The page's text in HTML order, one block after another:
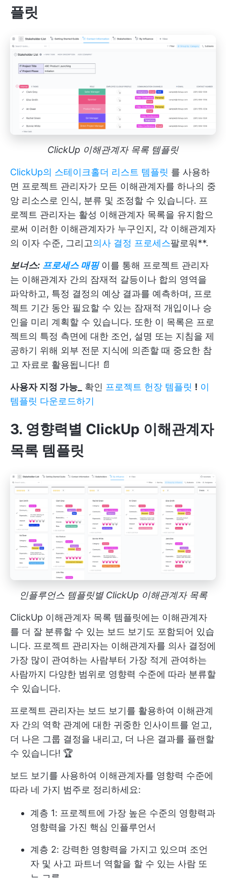
플릿
ClickUp 이해관계자 목록 템플릿
ClickUp의 스테이크홀더 리스트 템플릿 를 사용하
면 프로젝트 관리자가 모든 이해관계자를 하나의 중
앙 리소스로 인식, 분류 및 조정할 수 있습니다. 프
로젝트 관리자는 활성 이해관계자 목록을 유지함으
로써 이러한 이해관계자가 누구인지, 각 이해관계자
의 이자 수준, 그리고의사 결정 프로세스팔로워**.
보너스: 프로세스 매핑이를 통해 프로젝트 관리자
는 이해관계자 간의 잠재적 갈등이나 합의 영역을
파악하고, 특정 결정의 예상 결과를 예측하며, 프로
젝트 기간 동안 필요할 수 있는 잠재적 개입이나 승
인을 미리 계획할 수 있습니다. 또한 이 목록은 프로
젝트의 특정 측면에 대한 조언, 설명 또는 지침을 제
공하기 위해 외부 전문 지식에 의존할 때 중요한 참
고 자료로 활용됩니다! 📄
사용자 지정 가능_ 확인 프로젝트 헌장 템플릿 ! 이
템플릿 다운로드하기
3. 영향력별 ClickUp 이해관계자
목록 템플릿
인플루언스 템플릿별 ClickUp 이해관계자 목록
ClickUp 이해관계자 목록 템플릿에는 이해관계자
를 더 잘 분류할 수 있는 보드 보기도 포함되어 있습
니다. 프로젝트 관리자는 이해관계자를 의사 결정에
가장 많이 관여하는 사람부터 가장 적게 관여하는
사람까지 다양한 범위로 영향력 수준에 따라 분류할
수 있습니다.
프로젝트 관리자는 보드 보기를 활용하여 이해관계
자 간의 역학 관계에 대한 귀중한 인사이트를 얻고,
더 나은 그룹 결정을 내리고, 더 나은 결과를 플랜할
수 있습니다! 🏆
보드 보기를 사용하여 이해관계자를 영향력 수준에
따라 네 가지 범주로 정리하세요:
계층 1: 프로젝트에 가장 높은 수준의 영향력과
영향력을 가진 핵심 인플루언서
계층 2: 강력한 영향력을 가지고 있으며 조언
자 및 사고 파트너 역할을 할 수 있는 사람 또